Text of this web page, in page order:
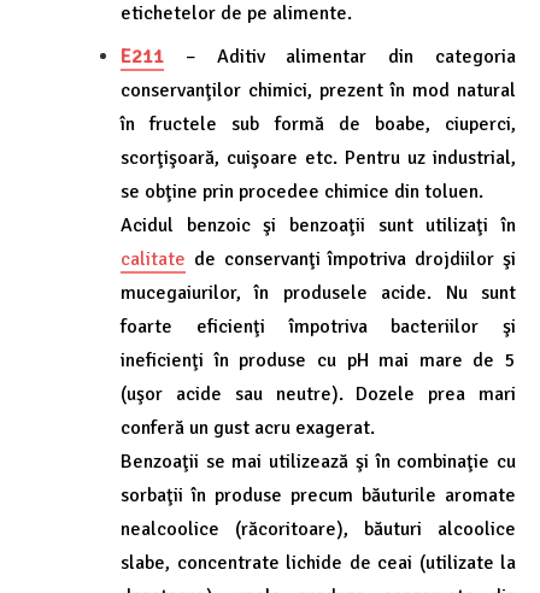
etichetelor de pe alimente.
E211 – Aditiv alimentar din categoria
conservanţilor chimici, prezent în mod natural
în fructele sub formă de boabe, ciuperci,
scorţişoară, cuişoare etc. Pentru uz industrial,
se obţine prin procedee chimice din toluen.
Acidul benzoic şi benzoaţii sunt utilizaţi în
calitate de conservanţi împotriva drojdiilor şi
mucegaiurilor, în produsele acide. Nu sunt
foarte eficienţi împotriva bacteriilor şi
ineficienţi în produse cu pH mai mare de 5
(uşor acide sau neutre). Dozele prea mari
conferă un gust acru exagerat.
Benzoaţii se mai utilizează şi în combinaţie cu
sorbaţii în produse precum băuturile aromate
nealcoolice (răcoritoare), băuturi alcoolice
slabe, concentrate lichide de ceai (utilizate la